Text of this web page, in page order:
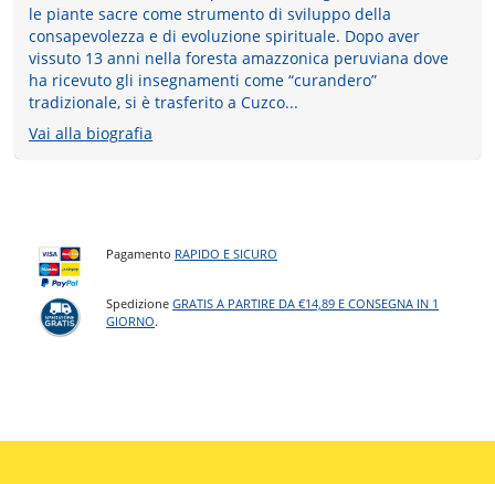
le piante sacre come strumento di sviluppo della
consapevolezza e di evoluzione spirituale. Dopo aver
vissuto 13 anni nella foresta amazzonica peruviana dove
ha ricevuto gli insegnamenti come “curandero”
tradizionale, si è trasferito a Cuzco...
Vai alla biografia
Pagamento RAPIDO E SICURO
SpedizioneGRATIS A PARTIRE DA €14,89 E CONSEGNA IN 1
GIORNO.